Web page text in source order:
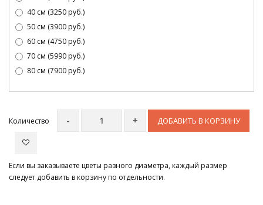
40 см (3250 руб.)
50 см (3900 руб.)
60 см (4750 руб.)
70 см (5990 руб.)
80 см (7900 руб.)
Количество ДОБАВИТЬ В КОРЗИНУ
Если вы заказываете цветы разного диаметра, каждый размер
следует добавить в корзину по отдельности.